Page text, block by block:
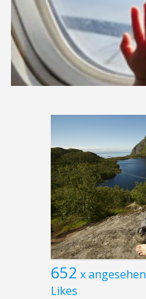
652 x angesehen
Likes